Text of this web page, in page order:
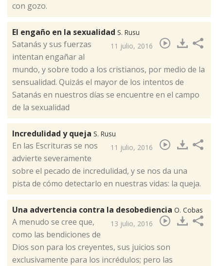
con gozo.
El engaño en la sexualidad S. Rusu
11 julio, 2016
Satanás y sus fuerzas
intentan engañar al
mundo, y sobre todo a los cristianos, por medio de la
sensualidad. Quizás el mayor de los intentos de
Satanás en nuestros días se encuentre en el campo
de la sexualidad​
Incredulidad y queja S. Rusu
11 julio, 2016
En las Escrituras se nos
advierte severamente
sobre el pecado de incredulidad, y se nos da una
pista de cómo detectarlo en nuestras vidas: la queja.
Una advertencia contra la desobediencia O. Cobas
13 julio, 2016
​A menudo se cree que,
como las bendiciones de
Dios son para los creyentes, sus juicios son
exclusivamente para los incrédulos; pero las